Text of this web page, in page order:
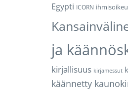
Egypti ICORN
ja
kirjallisuus kirjamessut
käännetty